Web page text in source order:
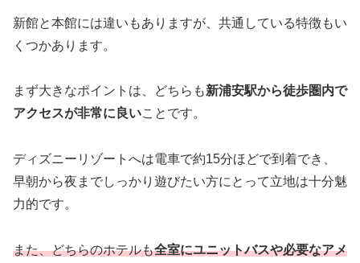
新館と本館には違いもありますが、共通している特徴もい
くつかあります。
まず大きなポイントは、どちらも新浦安駅から徒歩圏内で
アクセスが非常に良いことです。
ディズニーリゾートへは電車で約15分ほどで到着でき、
早朝から夜までしっかり遊びたい方にとって立地は十分魅
力的です。
また、どちらのホテルも全室にユニットバスや必要なアメ